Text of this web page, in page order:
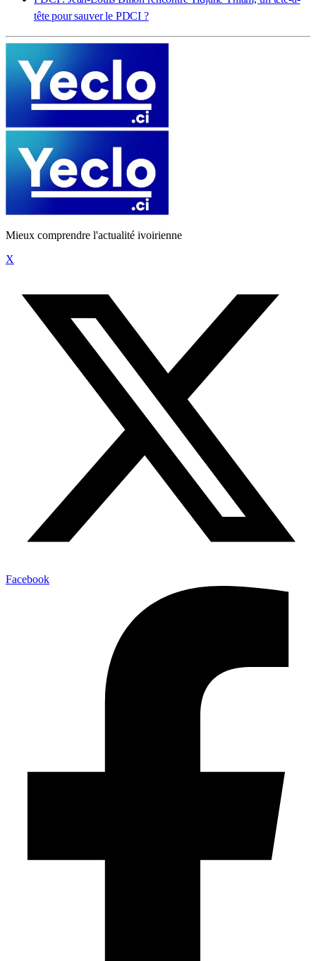
tête pour sauver le PDCI ?
Mieux comprendre l'actualité ivoirienne
X
Facebook